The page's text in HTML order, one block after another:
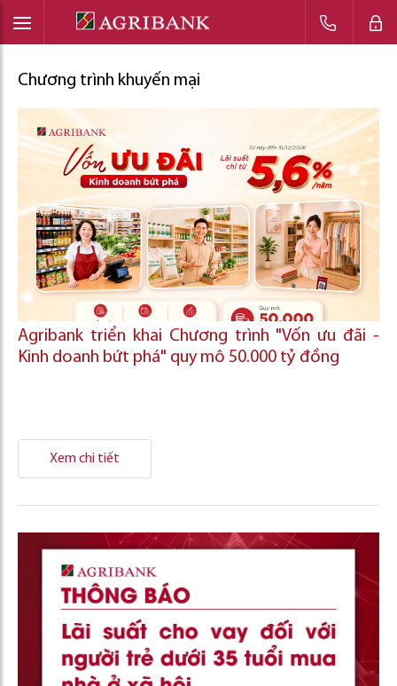
Chương trình khuyến mại
Agribank triển khai Chương trình "Vốn ưu đãi -
Kinh doanh bứt phá" quy mô 50.000 tỷ đồng
Xem chi tiết